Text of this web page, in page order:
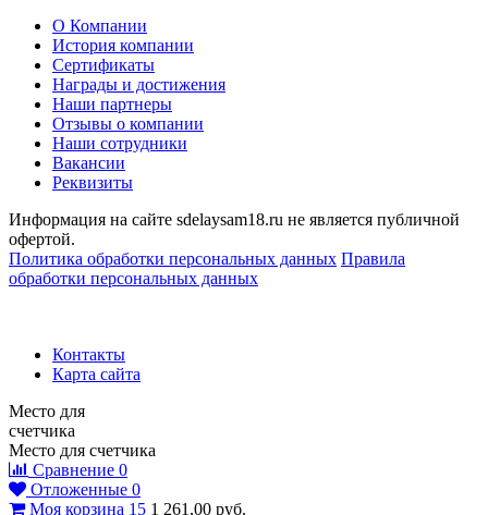
О Компании
История компании
Сертификаты
Награды и достижения
Наши партнеры
Отзывы о компании
Наши сотрудники
Вакансии
Реквизиты
Информация на сайте sdelaysam18.ru не является публичной
офертой.
Политика обработки персональных данных Правила
обработки персональных данных
Контакты
Карта сайта
Место для
счетчика
Место для счетчика
Сравнение 0
Отложенные 0
Моя корзина 15 1 261,00 руб.